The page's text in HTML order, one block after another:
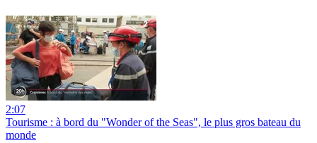
2:07
Tourisme : à bord du "Wonder of the Seas", le plus gros bateau du
monde